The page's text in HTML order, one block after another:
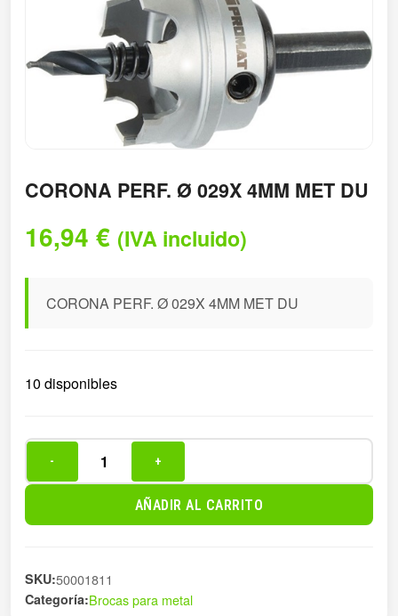
CORONA PERF. Ø 029X 4MM MET DU
16,94 € (IVA incluido)
CORONA PERF. Ø 029X 4MM MET DU
10 disponibles
PERF.
MET
DU
- +
AÑADIR AL CARRITO
SKU:50001811
Categoría:Brocas para metal